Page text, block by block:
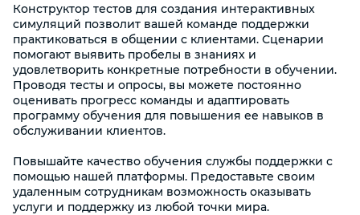
Конструктор тестов для создания интерактивных
симуляций позволит вашей команде поддержки
практиковаться в общении с клиентами. Сценарии
помогают выявить пробелы в знаниях и
удовлетворить конкретные потребности в обучении.
Проводя тесты и опросы, вы можете постоянно
оценивать прогресс команды и адаптировать
программу обучения для повышения ее навыков в
обслуживании клиентов.
Повышайте качество обучения службы поддержки с
помощью нашей платформы. Предоставьте своим
удаленным сотрудникам возможность оказывать
услуги и поддержку из любой точки мира.